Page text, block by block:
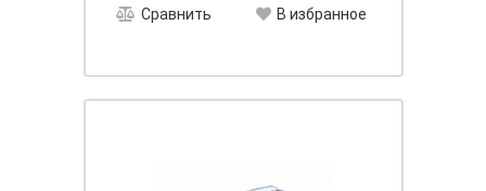
Сравнить В избранное